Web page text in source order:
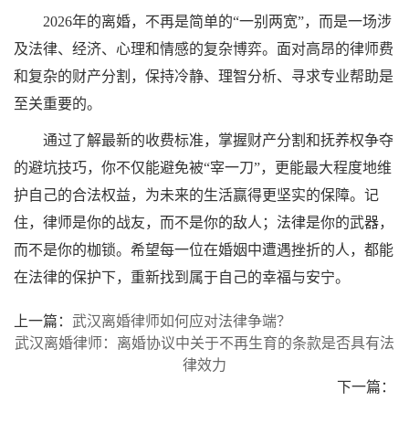
2026年的离婚，不再是简单的“一别两宽”，而是一场涉
及法律、经济、心理和情感的复杂博弈。面对高昂的律师费
和复杂的财产分割，保持冷静、理智分析、寻求专业帮助是
至关重要的。
通过了解最新的收费标准，掌握财产分割和抚养权争夺
的避坑技巧，你不仅能避免被“宰一刀”，更能最大程度地维
护自己的合法权益，为未来的生活赢得更坚实的保障。记
住，律师是你的战友，而不是你的敌人；法律是你的武器，
而不是你的枷锁。希望每一位在婚姻中遭遇挫折的人，都能
在法律的保护下，重新找到属于自己的幸福与安宁。
上一篇： 武汉离婚律师如何应对法律争端？
武汉离婚律师：离婚协议中关于不再生育的条款是否具有法
律效力
下一篇：